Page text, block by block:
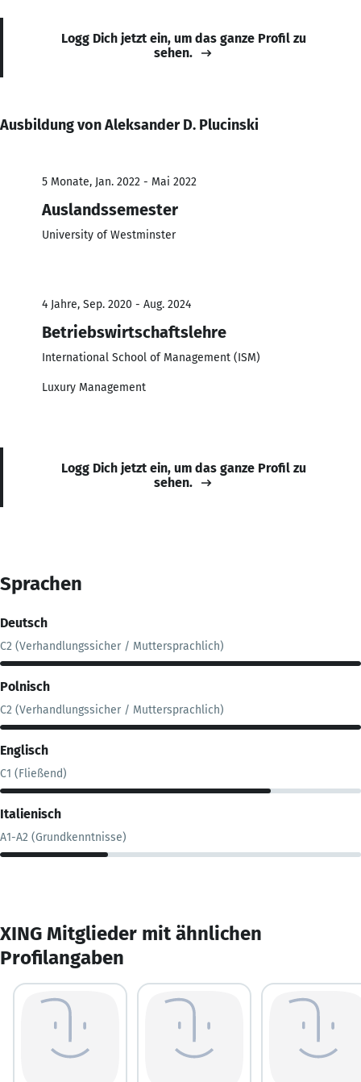
Logg Dich jetzt ein, um das ganze Profil zu
sehen.
Ausbildung von Aleksander D. Plucinski
5 Monate, Jan. 2022 - Mai 2022
Auslandssemester
University of Westminster
4 Jahre, Sep. 2020 - Aug. 2024
Betriebswirtschaftslehre
International School of Management (ISM)
Luxury Management
Logg Dich jetzt ein, um das ganze Profil zu
sehen.
Sprachen
Deutsch
C2 (Verhandlungssicher / Muttersprachlich)
Polnisch
C2 (Verhandlungssicher / Muttersprachlich)
Englisch
C1 (Fließend)
Italienisch
A1-A2 (Grundkenntnisse)
XING Mitglieder mit ähnlichen
Profilangaben